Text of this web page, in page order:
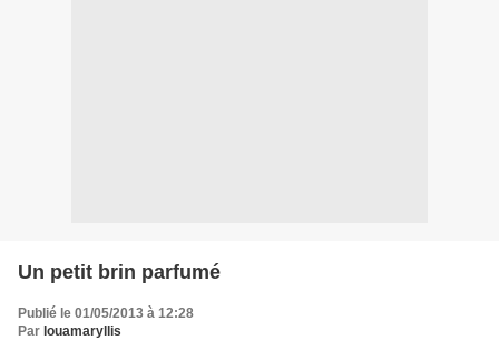
Un petit brin parfumé
Publié le 01/05/2013 à 12:28
Par louamaryllis